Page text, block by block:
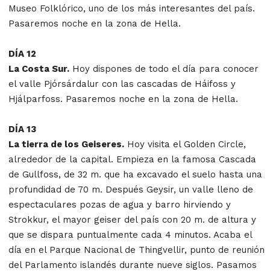
Museo Folklórico, uno de los más interesantes del país.
Pasaremos noche en la zona de Hella.
DÍA 12
La Costa Sur. Hoy dispones de todo el día para conocer
el valle Pjórsárdalur con las cascadas de Háifoss y
Hjálparfoss. Pasaremos noche en la zona de Hella.
DÍA 13
La tierra de los Geiseres. Hoy visita el Golden Circle,
alrededor de la capital. Empieza en la famosa Cascada
de Gullfoss, de 32 m. que ha excavado el suelo hasta una
profundidad de 70 m. Después Geysir, un valle lleno de
espectaculares pozas de agua y barro hirviendo y
Strokkur, el mayor geiser del país con 20 m. de altura y
que se dispara puntualmente cada 4 minutos. Acaba el
día en el Parque Nacional de Thingvellir, punto de reunión
del Parlamento islandés durante nueve siglos. Pasamos